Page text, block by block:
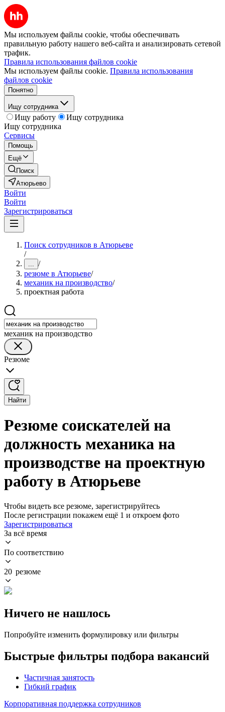
Мы используем файлы cookie, чтобы обеспечивать
правильную работу нашего веб-сайта и анализировать сетевой
трафик.
Правила использования файлов cookie
Мы используем файлы cookie. Правила использования
файлов cookie
Понятно
Ищу сотрудника
Ищу работу
Ищу сотрудника
Ищу сотрудника
Сервисы
Помощь
Ещё
Поиск
Атюрьево
Войти
Войти
Зарегистрироваться
Поиск сотрудников в Атюрьеве
/
... /
резюме в Атюрьеве/
механик на производство/
проектная работа
механик на производство
Резюме
Найти
Резюме соискателей на
должность механика на
производстве на проектную
работу в Атюрьеве
Чтобы видеть все резюме, зарегистрируйтесь
После регистрации покажем ещё 1 и откроем фото
Зарегистрироваться
За всё время
По соответствию
20 резюме
Ничего не нашлось
Попробуйте изменить формулировку или фильтры
Быстрые фильтры подбора вакансий
Частичная занятость
Гибкий график
Корпоративная поддержка сотрудников